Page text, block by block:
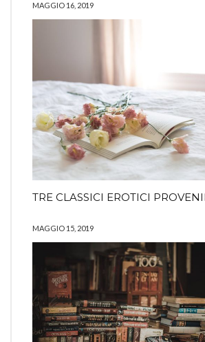
MAGGIO 16, 2019
TRE CLASSICI EROTICI
MAGGIO 15, 2019